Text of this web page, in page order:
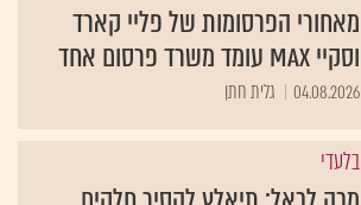
מאחורי הפרסומות של פליי קארד
וסקיי MAX עומד משרד פרסום אחד
04.08.2026 גלית חתן
בלעדי